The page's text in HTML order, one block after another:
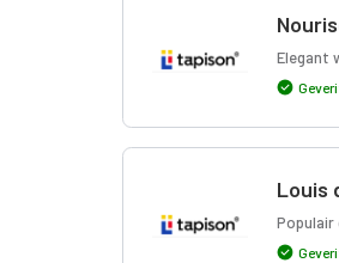
Elegant
Louis
Populair